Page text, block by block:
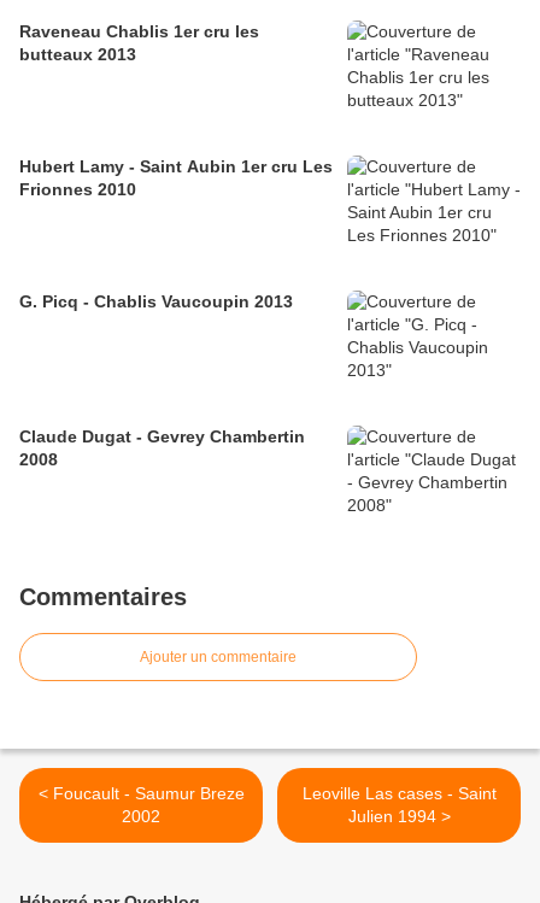
Raveneau Chablis 1er cru les
butteaux 2013
Hubert Lamy - Saint Aubin 1er cru Les
Frionnes 2010
G. Picq - Chablis Vaucoupin 2013
Claude Dugat - Gevrey Chambertin
2008
Commentaires
Ajouter un commentaire
< Foucault - Saumur Breze
2002
Leoville Las cases - Saint
Julien 1994 >